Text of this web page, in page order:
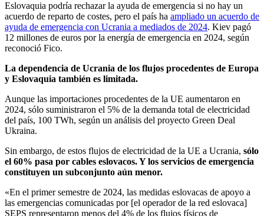
Eslovaquia podría rechazar la ayuda de emergencia si no hay un
acuerdo de reparto de costes, pero el país ha ampliado un acuerdo de
ayuda de emergencia con Ucrania a mediados de 2024. Kiev pagó
12 millones de euros por la energía de emergencia en 2024, según
reconoció Fico.
La dependencia de Ucrania de los flujos procedentes de Europa
y Eslovaquia también es limitada.
Aunque las importaciones procedentes de la UE aumentaron en
2024, sólo suministraron el 5% de la demanda total de electricidad
del país, 100 TWh, según un análisis del proyecto Green Deal
Ukraina.
Sin embargo, de estos flujos de electricidad de la UE a Ucrania, sólo
el 60% pasa por cables eslovacos. Y los servicios de emergencia
constituyen un subconjunto aún menor.
«En el primer semestre de 2024, las medidas eslovacas de apoyo a
las emergencias comunicadas por [el operador de la red eslovaca]
SEPS representaron menos del 4% de los flujos físicos de